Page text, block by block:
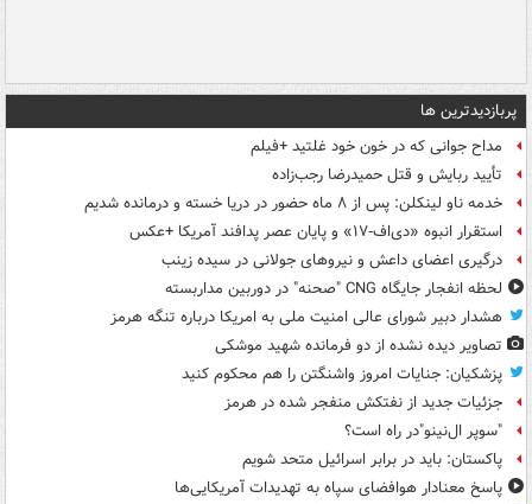
پربازدیدترین ها
مداح جوانی که در خون خود غلتید +فیلم
تأیید ربایش و قتل حمیدرضا رجب‌زاده
خدمه ناو لینکلن: پس از ۸ ماه حضور در دریا خسته و درمانده‌ شدیم
استقرار انبوه «دی‌اف‑۱۷» و پایان عصر پدافند آمریکا +عکس
درگیری اعضای داعش و نیروهای جولانی در سیده زینب
لحظه انفجار جایگاه CNG "صحنه" در دوربین مداربسته
هشدار دبیر شورای عالی امنیت ملی به امریکا درباره تنگه هرمز
تصاویر دیده‌ نشده از دو فرمانده شهید موشکی
پزشکیان: جنایات امروز واشنگتن را هم محکوم کنید
جزئیات جدید از نفتکش منفجر شده در هرمز
"سوپر ال‌نینو"در راه است؟
پاکستان: باید در برابر اسرائیل متحد شویم
پاسخ معنادار هوافضای سپاه به تهدیدات آمریکایی‌ها